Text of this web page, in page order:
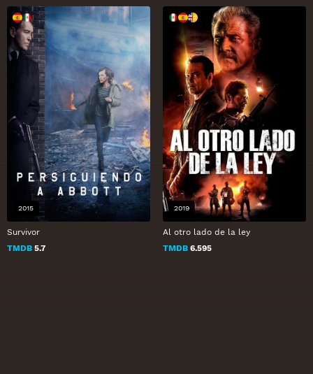
Survivor
TMDB 5.7
2015
Al otro lado de la ley
TMDB 6.595
2019